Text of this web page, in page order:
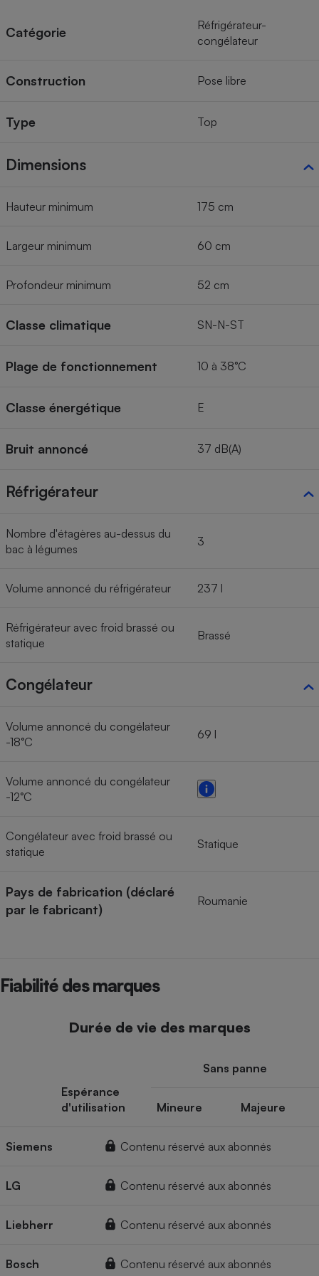
Catégorie
Réfrigérateur-
congélateur
Construction Pose libre
Type Top
Dimensions
Hauteur minimum 175 cm
Largeur minimum 60 cm
Profondeur minimum 52 cm
Classe climatique SN-N-ST
Plage de fonctionnement 10 à 38°C
Classe énergétique E
Bruit annoncé 37 dB(A)
Réfrigérateur
Nombre d'étagères au-dessus du
bac à légumes
3
Volume annoncé du réfrigérateur 237 l
Réfrigérateur avec froid brassé ou
statique
Brassé
Congélateur
Volume annoncé du congélateur
-18°C
69 l
Volume annoncé du congélateur
-12°C
Congélateur avec froid brassé ou
statique
Statique
Pays de fabrication (déclaré
par le fabricant)
Roumanie
Fiabilité des marques
Durée de vie des marques
Espérance
d'utilisation
Sans panne
Mineure Majeure
Siemens Contenu réservé aux abonnés
LG Contenu réservé aux abonnés
Liebherr Contenu réservé aux abonnés
Bosch Contenu réservé aux abonnés